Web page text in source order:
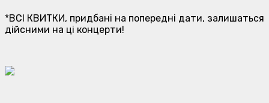
*ВСІ КВИТКИ, придбані на попередні дати, залишаться
дійсними на ці концерти!